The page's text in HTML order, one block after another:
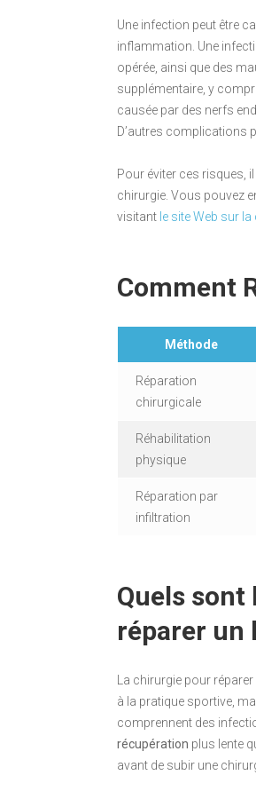
Une infection peut être
inflammation. Une
opérée, ainsi que des
supplémentaire, y
causée par des nerfs
D’autres complications
Pour éviter ces risques,
chirurgie. Vous pouvez
visitant le site Web sur
Comment
Méthode
Réparation
chirurgicale
Réhabilitation
physique
Réparation par
infiltration
Quels sont
réparer un
La chirurgie pour
à la pratique sportive,
comprennent des
récupération plus lente
avant de subir une